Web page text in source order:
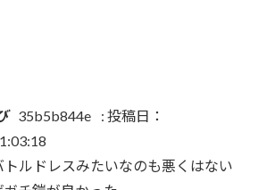
35b5b844e : 投稿日：
ルドレスみたいなのも悪くはない